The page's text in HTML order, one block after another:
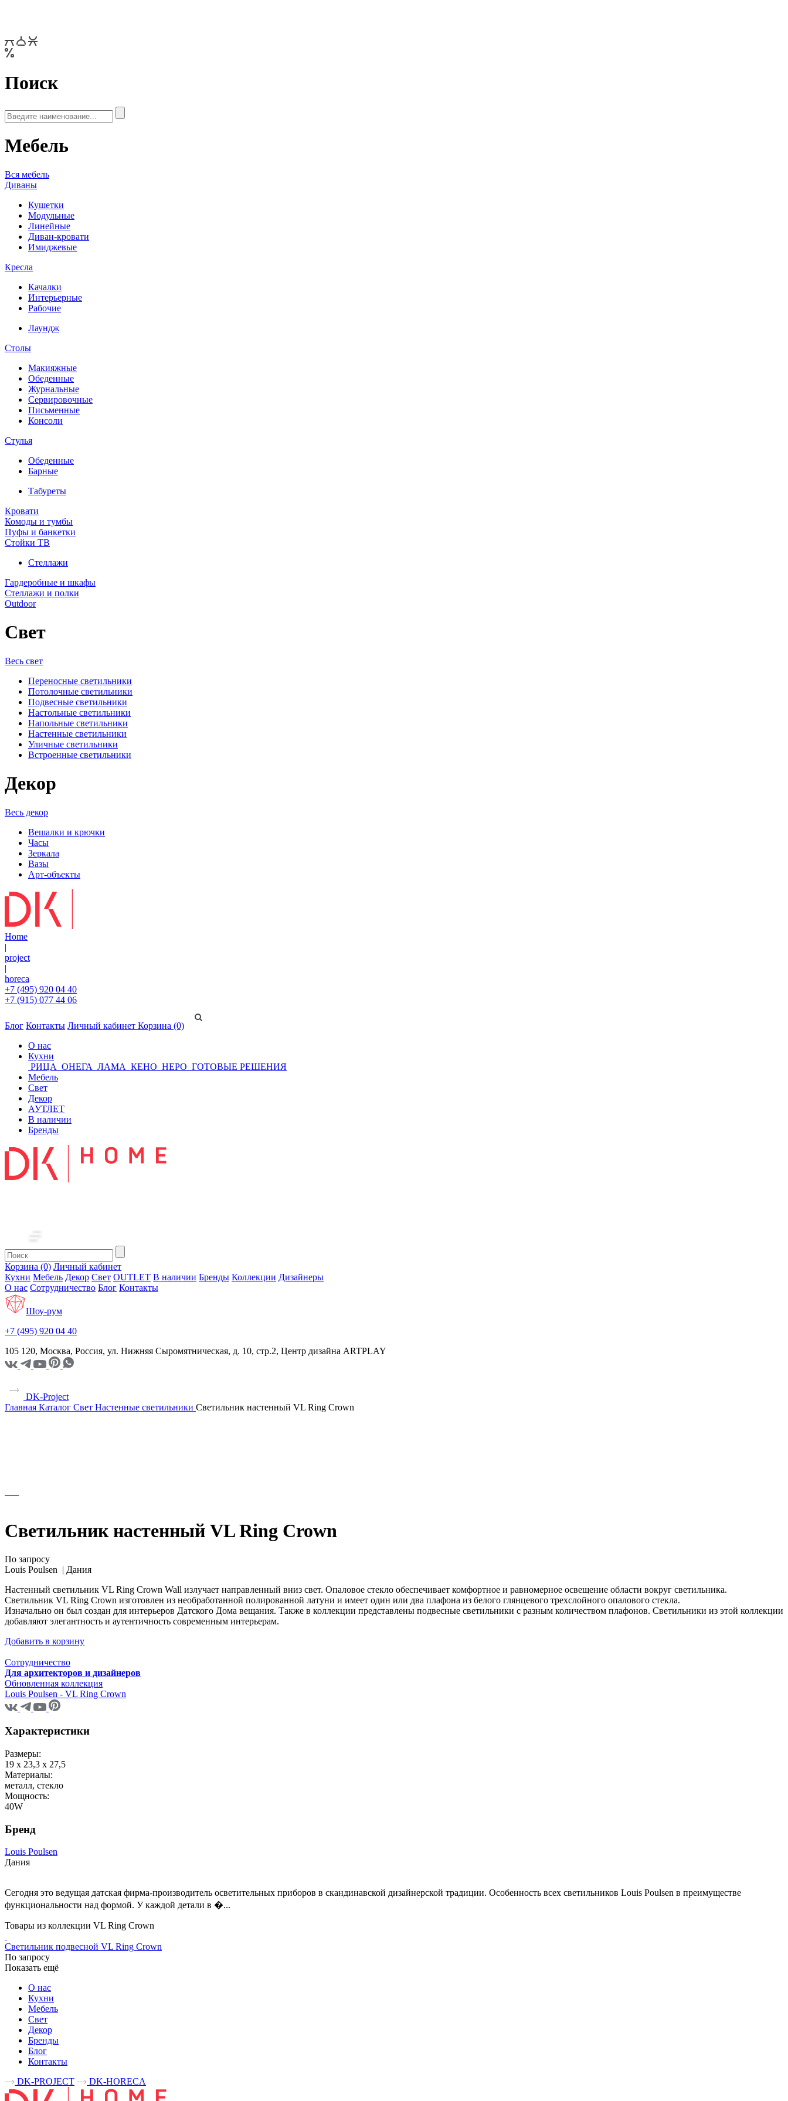
Поиск
Мебель
Вся мебель
Диваны
Кушетки
Модульные
Линейные
Диван-кровати
Имиджевые
Кресла
Качалки
Интерьерные
Рабочие
Лаундж
Столы
Макияжные
Обеденные
Журнальные
Сервировочные
Письменные
Консоли
Стулья
Обеденные
Барные
Табуреты
Кровати
Комоды и тумбы
Пуфы и банкетки
Стойки ТВ
Стеллажи
Гардеробные и шкафы
Стеллажи и полки
Outdoor
Свет
Весь свет
Переносные светильники
Потолочные светильники
Подвесные светильники
Настольные светильники
Напольные светильники
Настенные светильники
Уличные светильники
Встроенные светильники
Декор
Весь декор
Вешалки и крючки
Часы
Зеркала
Вазы
Арт-объекты
Home
|
project
|
horeca
+7 (495) 920 04 40
+7 (915) 077 44 06
Блог Контакты Личный кабинет Корзина (0)
О нас
Кухни
РИЦА ОНЕГА ЛАМА КЕНО НЕРО ГОТОВЫЕ РЕШЕНИЯ
Мебель
Свет
Декор
АУТЛЕТ
В наличии
Бренды
Корзина (0) Личный кабинет
Кухни Мебель Декор Свет OUTLET В наличии Бренды Коллекции Дизайнеры
О нас Сотрудничество Блог Контакты
Шоу-рум
+7 (495) 920 04 40
105 120, Москва, Россия, ул. Нижняя Сыромятническая, д. 10, стр.2, Центр дизайна ARTPLAY
DK-Project
Главная Каталог Свет Настенные светильники Светильник настенный VL Ring Crown
Светильник настенный VL Ring Crown
По запросу
Louis Poulsen | Дания
Настенный светильник VL Ring Crown Wall излучает направленный вниз свет. Опаловое стекло обеспечивает комфортное и равномерное освещение области вокруг светильника.
Светильник VL Ring Crown изготовлен из необработанной полированной латуни и имеет один или два плафона из белого глянцевого трехслойного опалового стекла.
Изначально он был создан для интерьеров Датского Дома вещания. Также в коллекции представлены подвесные светильники с разным количеством плафонов. Светильники из этой коллекции
добавляют элегантность и аутентичность современным интерьерам.
Добавить в корзину
Сотрудничество
Для архитекторов и дизайнеров
Обновленная коллекция
Louis Poulsen - VL Ring Crown
Характеристики
Размеры:
19 x 23,3 x 27,5
Материалы:
металл, стекло
Мощность:
40W
Бренд
Louis Poulsen
Дания
Сегодня это ведущая датская фирма-производитель осветительных приборов в скандинавской дизайнерской традиции. Особенность всех светильников Louis Poulsen в преимуществе
функциональности над формой. У каждой детали в �...
Товары из коллекции VL Ring Crown
Светильник подвесной VL Ring Crown
По запросу
Показать ещё
О нас
Кухни
Мебель
Свет
Декор
Бренды
Блог
Контакты
DK-PROJECT
DK-HORECA